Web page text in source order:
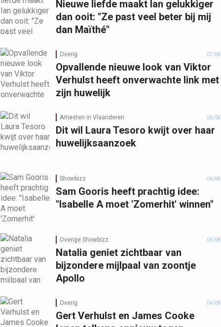
Nieuwe liefde maakt Ian gelukkiger
dan ooit: "Ze past veel beter bij mij
dan Maïthé"
Overig 07/08
Opvallende nieuwe look van Viktor
Verhulst heeft onverwachte link met
zijn huwelijk
Artiesten in Vlaanderen 06/08
Dit wil Laura Tesoro kwijt over haar
huwelijksaanzoek
Showbizz 06/08
Sam Gooris heeft prachtig idee:
"Isabelle A moet 'Zomerhit' winnen"
Overige Showbizz 05/08
Natalia geniet zichtbaar van
bijzondere mijlpaal van zoontje
Apollo
Overig 04/08
Gert Verhulst en James Cooke